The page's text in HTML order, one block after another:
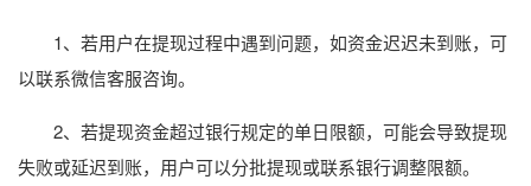
1、若用户在提现过程中遇到问题，如资金迟迟未到账，可
以联系微信客服咨询。
2、若提现资金超过银行规定的单日限额，可能会导致提现
失败或延迟到账，用户可以分批提现或联系银行调整限额。